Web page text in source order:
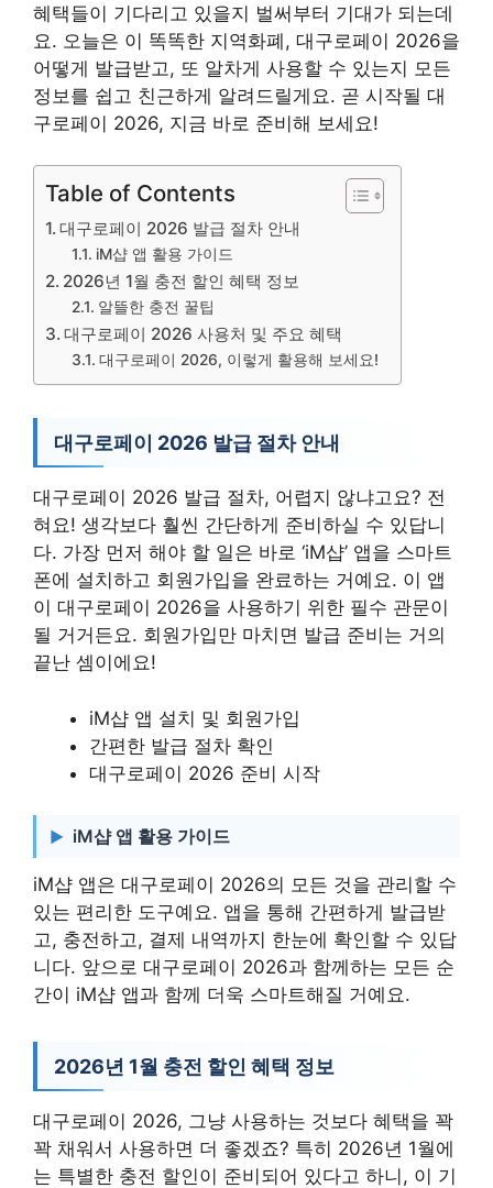
혜택들이 기다리고 있을지 벌써부터 기대가 되는데
요. 오늘은 이 똑똑한 지역화폐, 대구로페이 2026을
어떻게 발급받고, 또 알차게 사용할 수 있는지 모든
정보를 쉽고 친근하게 알려드릴게요. 곧 시작될 대
구로페이 2026, 지금 바로 준비해 보세요!
Table of Contents
대구로페이 2026 발급 절차 안내
iM샵 앱 활용 가이드
2026년 1월 충전 할인 혜택 정보
알뜰한 충전 꿀팁
대구로페이 2026 사용처 및 주요 혜택
대구로페이 2026, 이렇게 활용해 보세요!
대구로페이 2026 발급 절차 안내
대구로페이 2026 발급 절차, 어렵지 않냐고요? 전
혀요! 생각보다 훨씬 간단하게 준비하실 수 있답니
다. 가장 먼저 해야 할 일은 바로 ‘iM샵’ 앱을 스마트
폰에 설치하고 회원가입을 완료하는 거예요. 이 앱
이 대구로페이 2026을 사용하기 위한 필수 관문이
될 거거든요. 회원가입만 마치면 발급 준비는 거의
끝난 셈이에요!
iM샵 앱 설치 및 회원가입
간편한 발급 절차 확인
대구로페이 2026 준비 시작
iM샵 앱 활용 가이드
iM샵 앱은 대구로페이 2026의 모든 것을 관리할 수
있는 편리한 도구예요. 앱을 통해 간편하게 발급받
고, 충전하고, 결제 내역까지 한눈에 확인할 수 있답
니다. 앞으로 대구로페이 2026과 함께하는 모든 순
간이 iM샵 앱과 함께 더욱 스마트해질 거예요.
2026년 1월 충전 할인 혜택 정보
대구로페이 2026, 그냥 사용하는 것보다 혜택을 꽉
꽉 채워서 사용하면 더 좋겠죠? 특히 2026년 1월에
는 특별한 충전 할인이 준비되어 있다고 하니, 이 기